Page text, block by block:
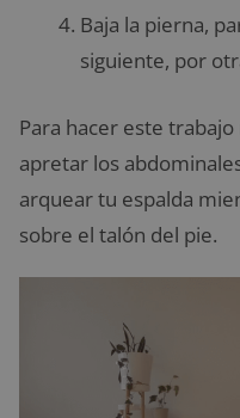
Baja la pierna,
siguiente, por
Para hacer este
apretar los
arquear tu espalda
sobre el talón del pie.